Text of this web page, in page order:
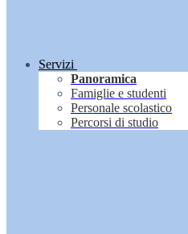
Servizi
Panoramica
Famiglie e studenti
Personale scolastico
Percorsi di studio